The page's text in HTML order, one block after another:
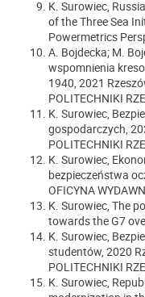
K. Surowiec,
of the Three Sea
Powermetrics
A. Bojdecka; M.
wspomnienia
1940, 2021
POLITECHNIKI
K. Surowiec,
gospodarczych,
POLITECHNIKI
K. Surowiec,
bezpieczeństwa
OFICYNA
K. Surowiec, The
towards the G7
K. Surowiec,
studentów, 2020
POLITECHNIKI
K. Surowiec,